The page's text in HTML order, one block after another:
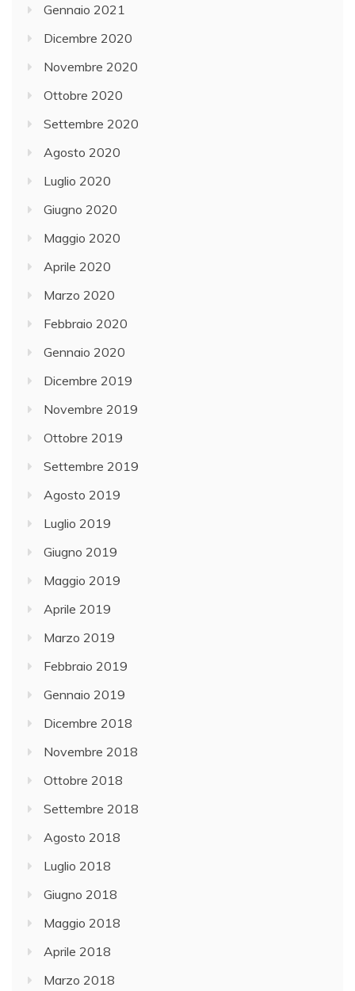
Gennaio 2021
Dicembre 2020
Novembre 2020
Ottobre 2020
Settembre 2020
Agosto 2020
Luglio 2020
Giugno 2020
Maggio 2020
Aprile 2020
Marzo 2020
Febbraio 2020
Gennaio 2020
Dicembre 2019
Novembre 2019
Ottobre 2019
Settembre 2019
Agosto 2019
Luglio 2019
Giugno 2019
Maggio 2019
Aprile 2019
Marzo 2019
Febbraio 2019
Gennaio 2019
Dicembre 2018
Novembre 2018
Ottobre 2018
Settembre 2018
Agosto 2018
Luglio 2018
Giugno 2018
Maggio 2018
Aprile 2018
Marzo 2018